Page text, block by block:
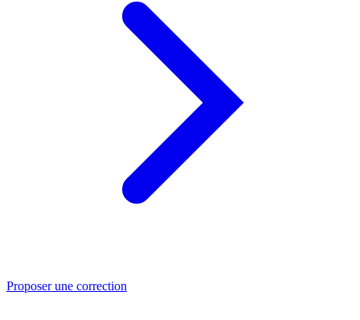
Proposer une correction